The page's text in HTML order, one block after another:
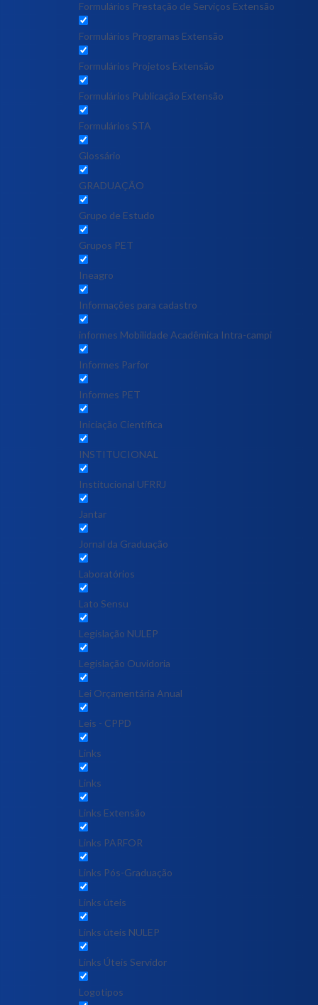
Formulários Prestação de Serviços Extensão
Formulários Programas Extensão
Formulários Projetos Extensão
Formulários Publicação Extensão
Formulários STA
Glossário
GRADUAÇÃO
Grupo de Estudo
Grupos PET
Ineagro
Informações para cadastro
informes Mobilidade Acadêmica Intra-campi
Informes Parfor
Informes PET
Iniciação Científica
INSTITUCIONAL
Institucional UFRRJ
Jantar
Jornal da Graduação
Laboratórios
Lato Sensu
Legislação NULEP
Legislação Ouvidoria
Lei Orçamentária Anual
Leis - CPPD
Links
Links
Links Extensão
Links PARFOR
Links Pós-Graduação
Links úteis
Links úteis NULEP
Links Úteis Servidor
Logotipos